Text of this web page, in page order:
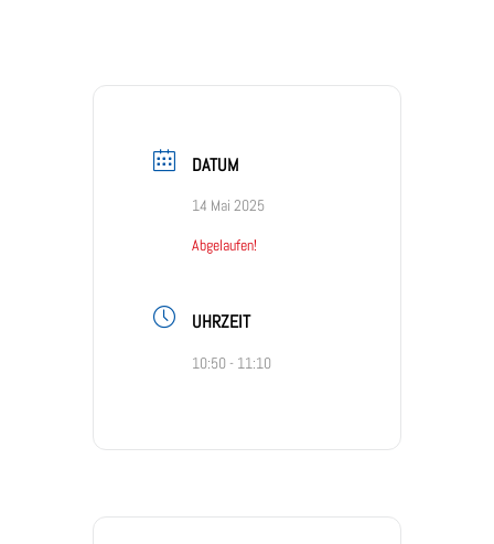
DATUM
14 Mai 2025
Abgelaufen!
UHRZEIT
10:50 - 11:10